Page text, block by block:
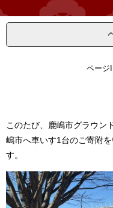
ページ
このたび、鹿嶋市グラウン
嶋市へ車いす1台のご寄附
す。